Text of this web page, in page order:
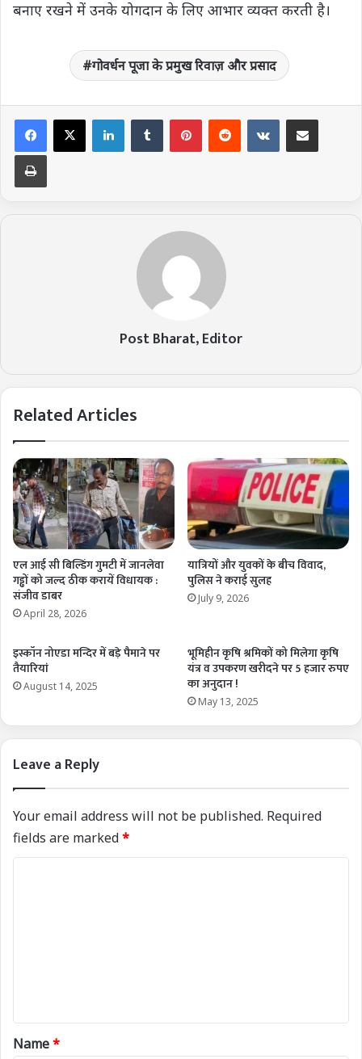
बनाए रखने में उनके योगदान के लिए आभार व्यक्त करती है।
गोवर्धन पूजा के प्रमुख रिवाज़ और प्रसाद
LinkedInTumblrPinterestRedditVKontakte
Share via Email
Print
Post Bharat, Editor
Related Articles
एल आई सी बिल्डिंग गुमटी में जानलेवा
गड्ढों को जल्द ठीक करायें विधायक :
संजीव डाबर
April 28, 2026
यात्रियों और युवकों के बीच विवाद,
पुलिस ने कराई सुलह
July 9, 2026
इस्कॉन नोएडा मन्दिर में बड़े पैमाने पर
तैयारियां
August 14, 2025
भूमिहीन कृषि श्रमिकों को मिलेगा कृषि
यंत्र व उपकरण खरीदने पर 5 हजार रुपए
का अनुदान !
May 13, 2025
Leave a Reply
Your email address will not be published. Required
fields are marked*
*
Name*